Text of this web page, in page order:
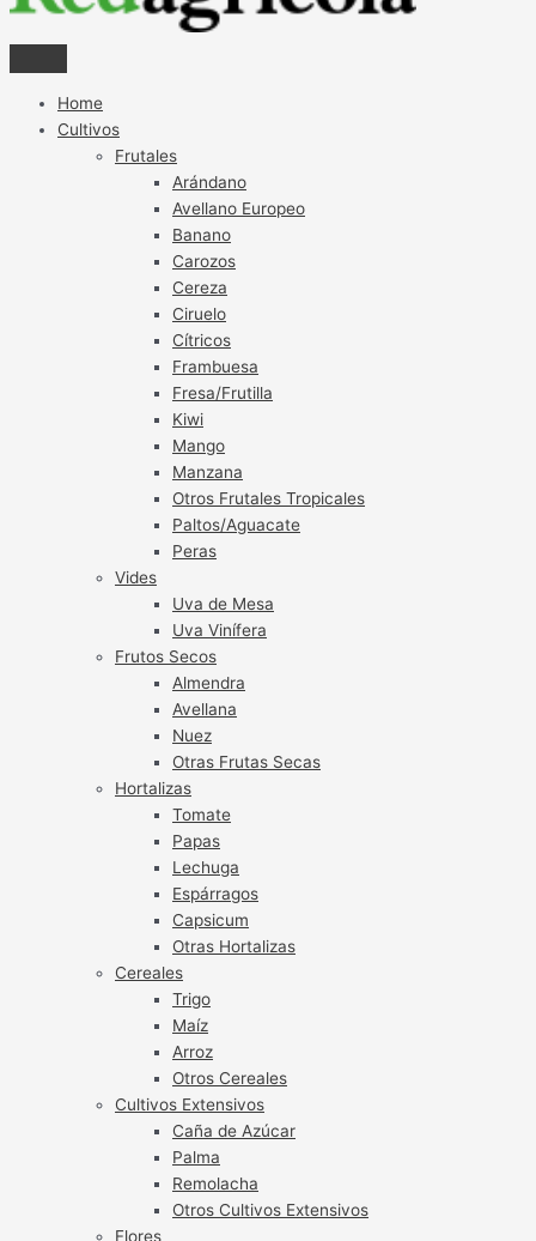
Home
Cultivos
Frutales
Arándano
Avellano Europeo
Banano
Carozos
Cereza
Ciruelo
Cítricos
Frambuesa
Fresa/Frutilla
Kiwi
Mango
Manzana
Otros Frutales Tropicales
Paltos/Aguacate
Peras
Vides
Uva de Mesa
Uva Vinífera
Frutos Secos
Almendra
Avellana
Nuez
Otras Frutas Secas
Hortalizas
Tomate
Papas
Lechuga
Espárragos
Capsicum
Otras Hortalizas
Cereales
Trigo
Maíz
Arroz
Otros Cereales
Cultivos Extensivos
Caña de Azúcar
Palma
Remolacha
Otros Cultivos Extensivos
Flores